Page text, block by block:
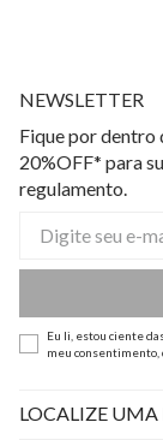
NEWSLETTER
Fique por dentro
20%OFF* para
regulamento.
Eu li, estou ciente
meu consentimento,
LOCALIZE UMA